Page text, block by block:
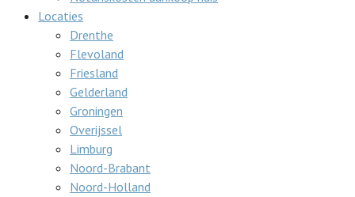
Locaties
Drenthe
Flevoland
Friesland
Gelderland
Groningen
Overijssel
Limburg
Noord-Brabant
Noord-Holland